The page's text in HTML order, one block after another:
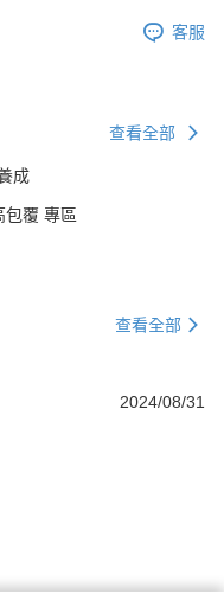
客服
查看全部
成
覆 專區
查看全部
2024/08/31